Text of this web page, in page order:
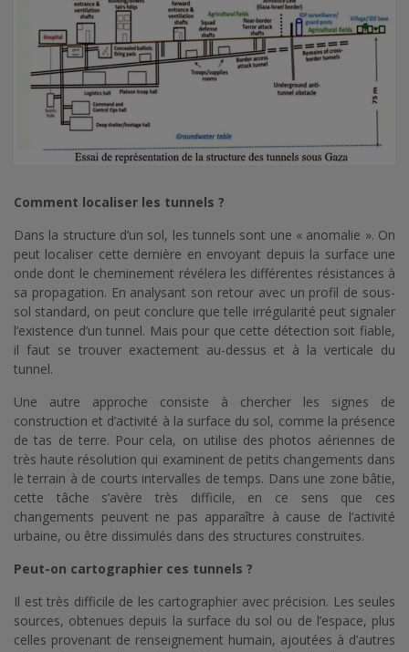
Comment localiser les tunnels ?
Dans la structure d’un sol, les tunnels sont une « anomalie ». On
peut localiser cette dernière en envoyant depuis la surface une
onde dont le cheminement révélera les différentes résistances à
sa propagation. En analysant son retour avec un profil de sous-
sol standard, on peut conclure que telle irrégularité peut signaler
l’existence d’un tunnel. Mais pour que cette détection soit fiable,
il faut se trouver exactement au-dessus et à la verticale du
tunnel.
Une autre approche consiste à chercher les signes de
construction et d’activité à la surface du sol, comme la présence
de tas de terre. Pour cela, on utilise des photos aériennes de
très haute résolution qui examinent de petits changements dans
le terrain à de courts intervalles de temps. Dans une zone bâtie,
cette tâche s’avère très difficile, en ce sens que ces
changements peuvent ne pas apparaître à cause de l’activité
urbaine, ou être dissimulés dans des structures construites.
Peut-on cartographier ces tunnels ?
Il est très difficile de les cartographier avec précision. Les seules
sources, obtenues depuis la surface du sol ou de l’espace, plus
celles provenant de renseignement humain, ajoutées à d’autres